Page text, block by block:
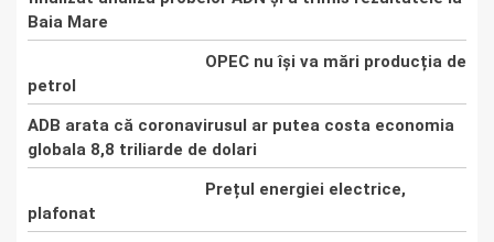
Baia Mare
OPEC nu își va mări producția de
petrol
ADB arata că coronavirusul ar putea costa economia
globala 8,8 triliarde de dolari
Prețul energiei electrice,
plafonat